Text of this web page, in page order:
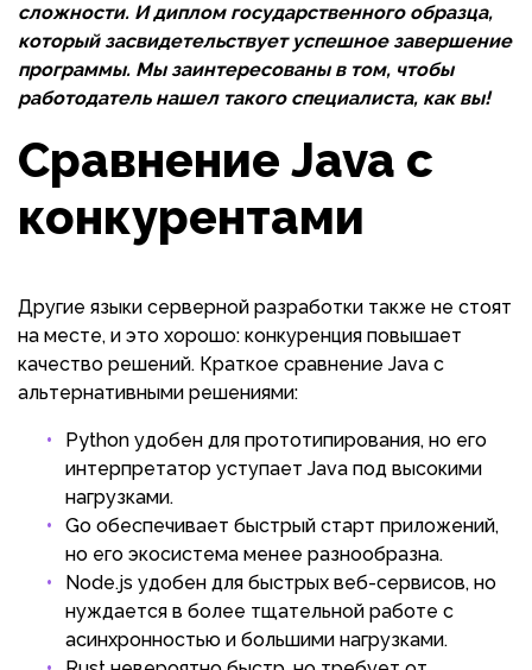
сложности. И диплом государственного образца,
который засвидетельствует успешное завершение
программы. Мы заинтересованы в том, чтобы
работодатель нашел такого специалиста, как вы!
Сравнение Java с
конкурентами
Другие языки серверной разработки также не стоят
на месте, и это хорошо: конкуренция повышает
качество решений. Краткое сравнение Java с
альтернативными решениями:
Python удобен для прототипирования, но его
интерпретатор уступает Java под высокими
нагрузками.
Go обеспечивает быстрый старт приложений,
но его экосистема менее разнообразна.
Node.js удобен для быстрых веб-сервисов, но
нуждается в более тщательной работе с
асинхронностью и большими нагрузками.